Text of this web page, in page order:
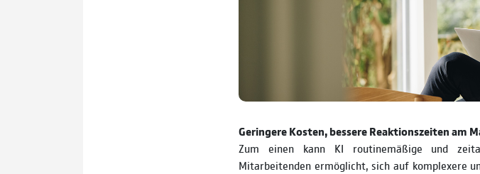
Geringere Kosten, bessere Reaktionszeiten am
Zum einen kann KI routinemäßige und
Mitarbeitenden ermöglicht, sich auf komplexere